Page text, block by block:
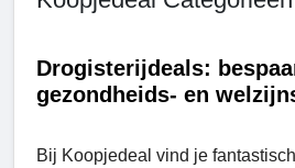
Drogisterijdeals:
gezondheids- en
Bij Koopjedeal vind je